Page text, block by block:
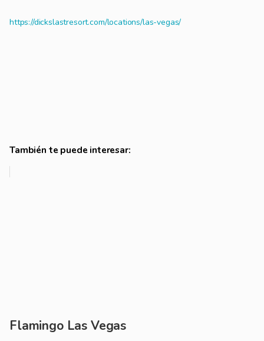
https://dickslastresort.com/locations/las-vegas/
También te puede interesar:
Flamingo Las Vegas